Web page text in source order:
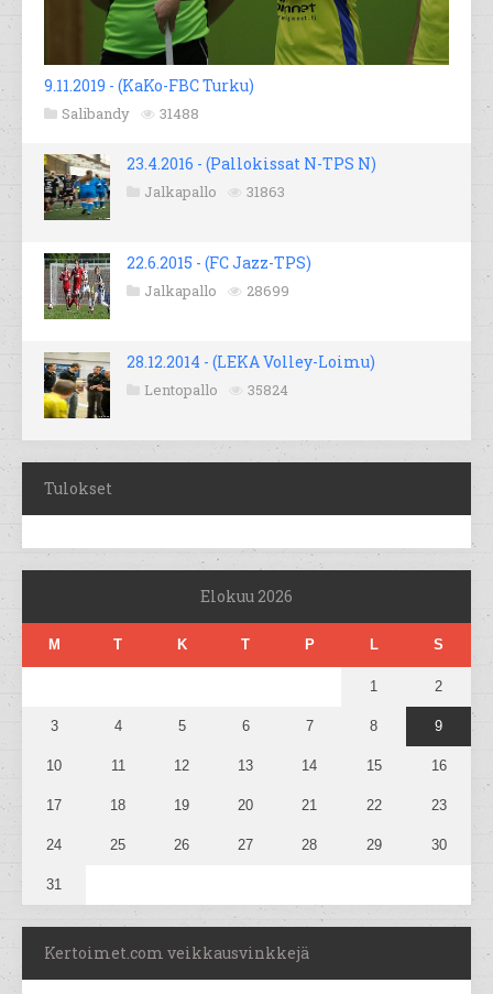
9.11.2019 - (KaKo-FBC Turku)
Salibandy 31488
23.4.2016 - (Pallokissat N-TPS N)
Jalkapallo 31863
22.6.2015 - (FC Jazz-TPS)
Jalkapallo 28699
28.12.2014 - (LEKA Volley-Loimu)
Lentopallo 35824
Tulokset
Elokuu 2026
M T K T P L S
1 2
3 4 5 6 7 8 9
10 11 12 13 14 15 16
17 18 19 20 21 22 23
24 25 26 27 28 29 30
31
Kertoimet.com veikkausvinkkejä